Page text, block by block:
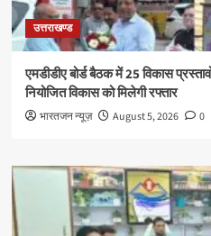
उत्तराखण्ड
एमडीडीए बोर्ड बैठक में 25 विकास
नियोजित विकास को मिलेगी रफ्तार
भारतजन न्यूज़ August 5, 2026 0